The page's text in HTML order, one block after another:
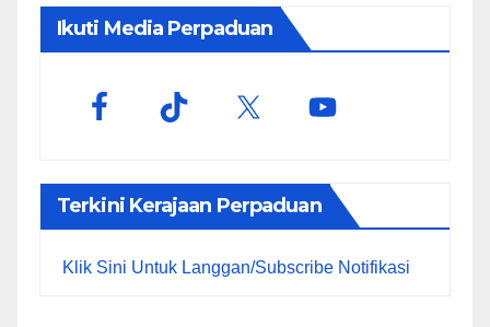
Ikuti Media Perpaduan
Terkini Kerajaan Perpaduan
Klik Sini Untuk Langgan/Subscribe Notifikasi